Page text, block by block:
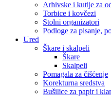
Arhivske i kutije za
Torbice i kovčezi
Stolni organizatori
Podloge za pisanje,
Ured
Škare i skalpeli
Škare
Skalpeli
Pomagala za čišćenje
Korekturna sredstva
Bušilice za papir i